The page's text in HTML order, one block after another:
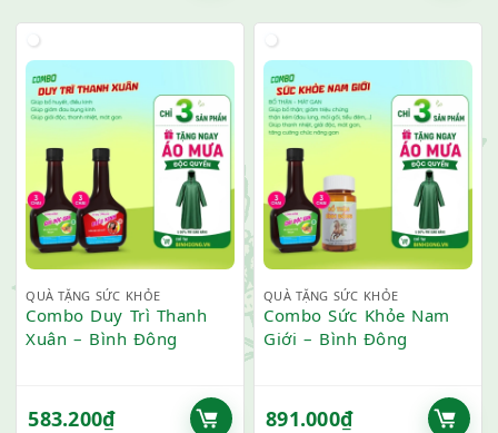
QUÀ TẶNG SỨC KHỎE
Combo Duy Trì Thanh
Xuân – Bình Đông
583.200₫
QUÀ TẶNG SỨC KHỎE
Combo Sức Khỏe Nam
Giới – Bình Đông
891.000₫